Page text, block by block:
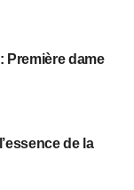
Première dame
de la